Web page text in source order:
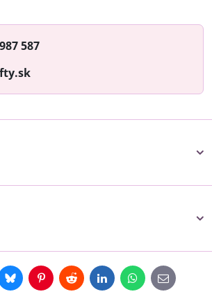
587
BlueskyPinterestRedditLinkedInWhatsApp
E-
mail